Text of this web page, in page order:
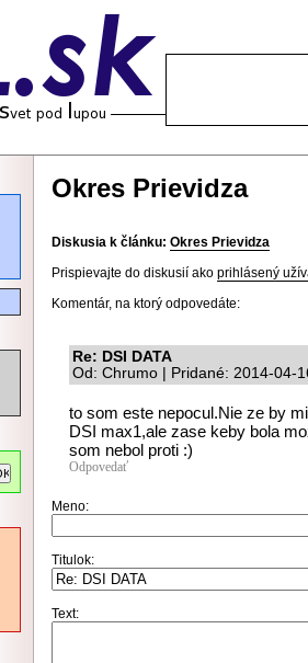
Okres Prievidza
Diskusia k článku: Okres Prievidza
Prispievajte do diskusií ako prihlásený
Komentár, na ktorý odpovedáte:
Re: DSI DATA
Od: Chrumo | Pridané: 2014-04-
to som este nepocul.Nie ze by
DSI max1,ale zase keby bola
som nebol proti :)
Odpovedať
Meno:
Titulok:
Text: